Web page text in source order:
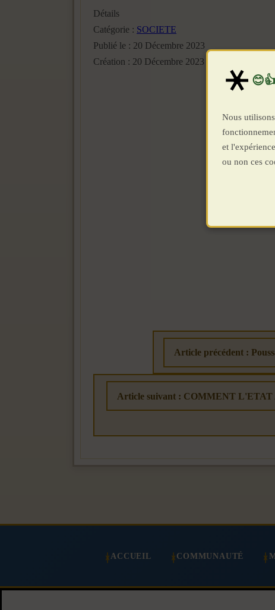
Détails
Catégorie : SOCIETE
Publié le : 20 Décembre 2023
Création : 20 Décembre 2023
Article précédent :
Article suivant : COMMENT
ACCUEIL COMMUNAUTÉ
Nous
et
ou non ces